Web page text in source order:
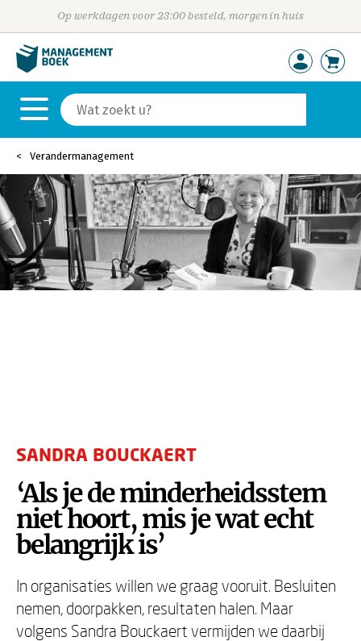
Op werkdagen voor 23:00 besteld, morgen in huis
Verandermanagement
SANDRA BOUCKAERT
‘Als je de minderheidsstem
niet hoort, mis je wat echt
belangrijk is’
In organisaties willen we graag vooruit. Besluiten
nemen, doorpakken, resultaten halen. Maar
volgens Sandra Bouckaert vermijden we daarbij